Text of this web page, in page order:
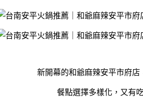
新開幕的和爺麻辣安平市府店
餐點選擇多樣化，又有